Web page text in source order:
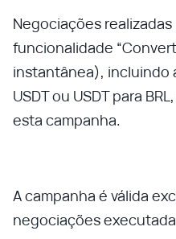
Negociações realizadas
funcionalidade
instantânea), incluindo
USDT ou USDT para
esta campanha.
A campanha é válida
negociações